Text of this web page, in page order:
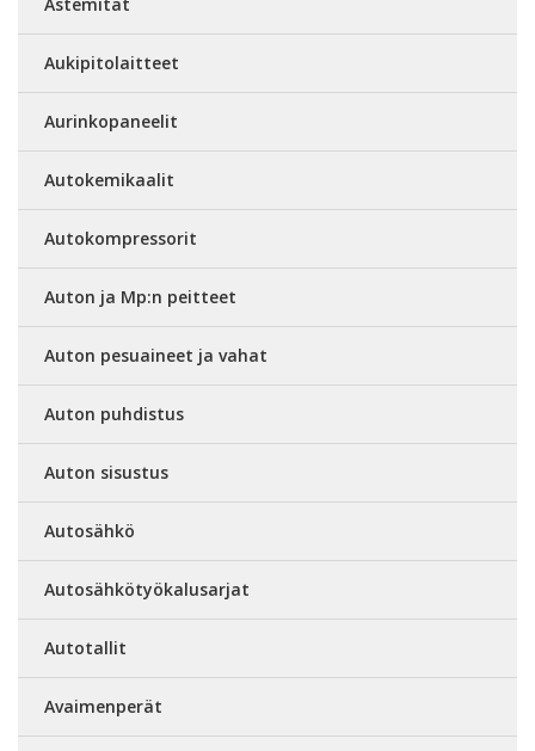
Aukipitolaitteet
Aurinkopaneelit
Autokemikaalit
Autokompressorit
Auton ja Mp:n peitteet
Auton pesuaineet ja vahat
Auton puhdistus
Auton sisustus
Autosähkö
Autosähkötyökalusarjat
Autotallit
Avaimenperät